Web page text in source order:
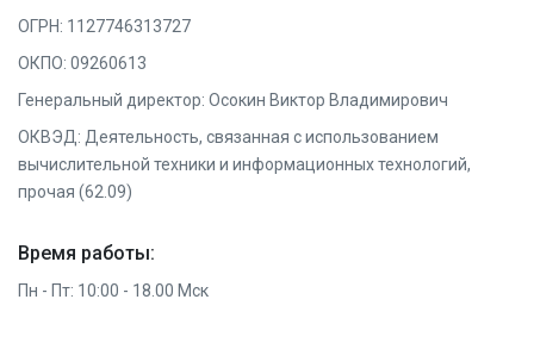
ОГРН: 1127746313727
ОКПО: 09260613
Генеральный директор: Осокин Виктор Владимирович
ОКВЭД: Деятельность, связанная с использованием
вычислительной техники и информационных технологий,
прочая (62.09)
Время работы:
Пн - Пт: 10:00 - 18.00 Мск